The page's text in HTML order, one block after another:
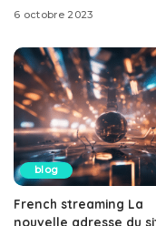
6 octobre 2023
blog
French streaming La
nouvelle adresse du